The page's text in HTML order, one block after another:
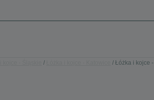
Łóżka i kojce -